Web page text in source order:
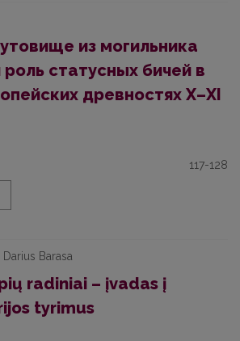
из могильника
статусных бичей в
древностях X–XI
117-128
Barasa
radiniai – įvadas į
tyrimus